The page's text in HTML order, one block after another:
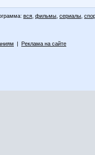
вся фильмы сериалы
| Реклама на сайте